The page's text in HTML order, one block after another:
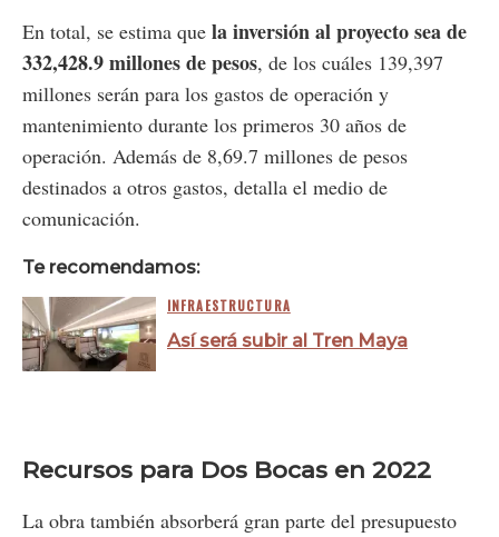
En total, se estima que la inversión al proyecto sea de
332,428.9 millones de pesos, de los cuáles 139,397
millones serán para los gastos de operación y
mantenimiento durante los primeros 30 años de
operación. Además de 8,69.7 millones de pesos
destinados a otros gastos, detalla el medio de
comunicación.
Te recomendamos:
INFRAESTRUCTURA
Así será subir al Tren Maya
Recursos para Dos Bocas en 2022
La obra también absorberá gran parte del presupuesto